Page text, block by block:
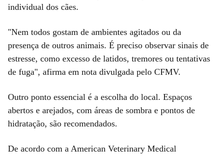
individual dos cães.
"Nem todos gostam de ambientes agitados ou da
presença de outros animais. É preciso observar sinais de
estresse, como excesso de latidos, tremores ou tentativas
de fuga", afirma em nota divulgada pelo CFMV.
Outro ponto essencial é a escolha do local. Espaços
abertos e arejados, com áreas de sombra e pontos de
hidratação, são recomendados.
De acordo com a American Veterinary Medical